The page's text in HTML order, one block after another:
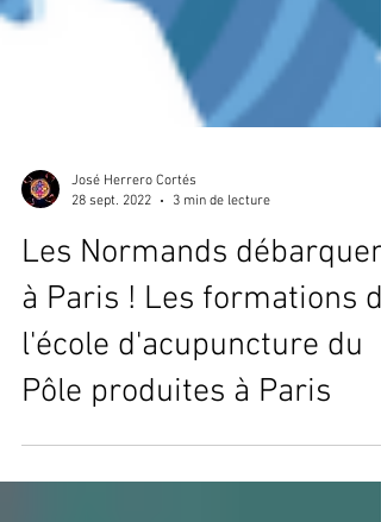
28 sept. 2022
3 min de lecture
Les Normands débarquent
à Paris ! Les formations de
l'école d'acupuncture du
Pôle produites à Paris